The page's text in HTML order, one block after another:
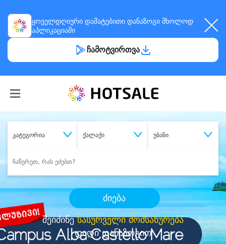
ყოველდღიური დამატებითი დანაზოგი მხოლოდ
აპლიკაციაში
ჩამოტვირთვა
კატეგორია ქალაქი უბანი
ძიება
შეიძინესასურველი მომსახურება
დიდი დანაზოგით